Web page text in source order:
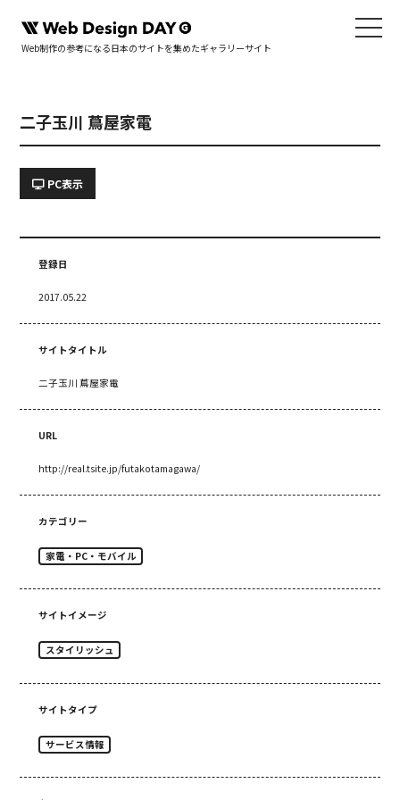
Web制作の参考になる日本のサイトを集めたギャラリーサイト
二子玉川 蔦屋家電
PC表示
登録日
2017.05.22
サイトタイトル
二子玉川 蔦屋家電
URL
http://real.tsite.jp/futakotamagawa/
カテゴリー
家電・PC・モバイル
サイトイメージ
スタイリッシュ
サイトタイプ
サービス情報